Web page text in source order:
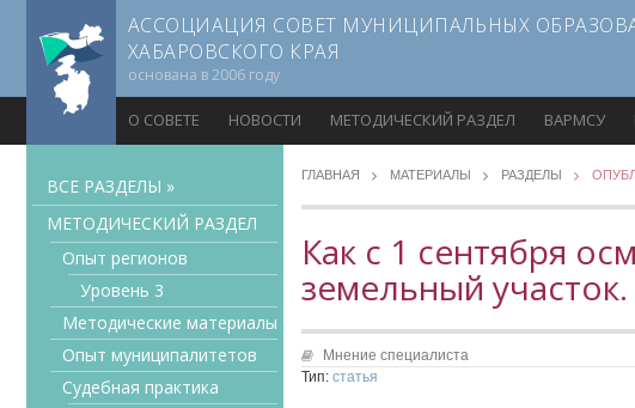
АССОЦИАЦИЯ СОВЕТ МУНИЦИПАЛЬНЫХ
ХАБАРОВСКОГО КРАЯ
основана в 2006 году
О СОВЕТЕ НОВОСТИ МЕТОДИЧЕСКИЙ РАЗДЕЛ ВАРМСУ
ВСЕ РАЗДЕЛЫ »
МЕТОДИЧЕСКИЙ РАЗДЕЛ
Опыт регионов
Уровень 3
Методические материалы
Опыт муниципалитетов
Судебная практика
ГЛАВНАЯ МАТЕРИАЛЫ РАЗДЕЛЫ
Как с 1 сентября
земельный
Мнение специалиста
Тип: статья